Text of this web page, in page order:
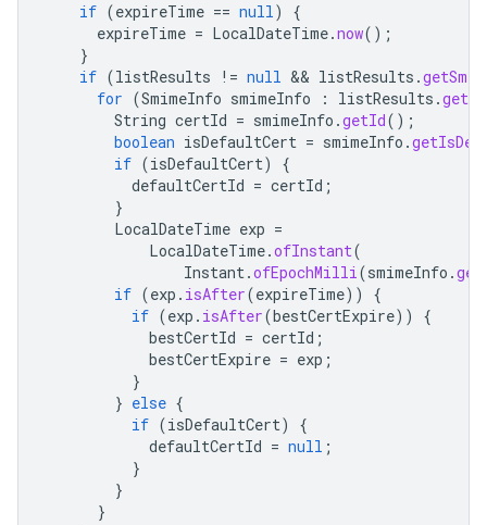
if (expireTime == null)
{
expireTime = LocalDateTime.now();
}
if (listResults != null && listResults .
for (SmimeInfo smimeInfo : listResults .
String certId = smimeInfo .getId();
boolean isDefaultCert = smimeInfo .
if (isDefaultCert)
{
defaultCertId = certId ;
}
LocalDateTime exp =
LocalDateTime.ofInstant(
Instant.ofEpochMilli(smimeInfo .
if (exp . isAfter(expireTime))
{
if (exp . isAfter(bestCertExpire))
{
bestCertId = certId ;
bestCertExpire = exp ;
}
} else {
if (isDefaultCert)
{
defaultCertId = null ;
}
}
}